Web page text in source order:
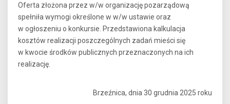
Oferta złożona przez w/w organizację pozarządową
spełniła wymogi określone w w/w ustawie oraz
w ogłoszeniu o konkursie. Przedstawiona kalkulacja
kosztów realizacji poszczególnych zadań mieści się
w kwocie środków publicznych przeznaczonych na ich
realizację.
Brzeźnica, dnia 30 grudnia 2025 roku